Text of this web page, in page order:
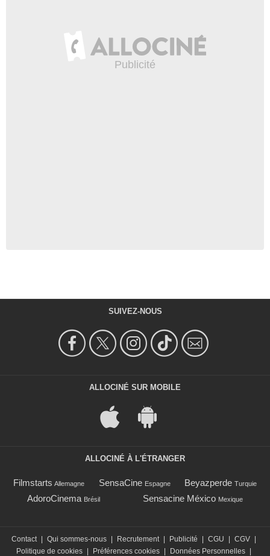
SUIVEZ-NOUS
ALLOCINÉ SUR MOBILE
ALLOCINÉ À L'ÉTRANGER
Filmstarts Allemagne SensaCine Espagne Beyazperde Turquie
AdoroCinema Brésil Sensacine México Mexique
Contact Qui sommes-nous Recrutement Publicité CGU CGV
Politique de cookies
Préférences cookies Données Personnelles